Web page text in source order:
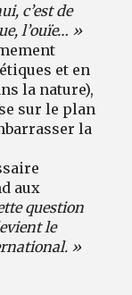
c’est de
l’ouïe… »
et en
la nature),
sur le plan
la
aux
question
le
»